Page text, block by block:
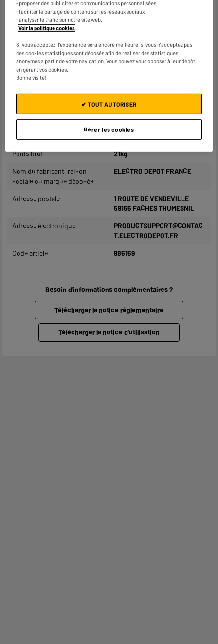
Arrivée d'air réglable Oui
Vide cendre
Nombre de roues 2
Pieds amovibles Oui
Oui, rabattable
Dimensions produit H 99 cm x L 100 cm x P 59 cm
Poids brut 21kg
Nom du fabricant, raison
sociale ou marque déposée
ELECTRO DEPOT FRANCE
Adresse postale
1 ROUTE DE VENDEVILLE
59155 FACHES THUMESNIL
Adresse électronique
PRODUCTSUPPORT@CONTAC
T.ELECTRODEPOT.FR
Code article 985159
Besoin d'informations complémentaires ?
Télécharger la notice réglementaire
Télécharger la notice d'utilisation
- proposer des publicités et communications personnalisées,
- faciliter le partage de contenu sur les réseaux sociaux,
- analyser le trafic sur notre site web.
Voir la politique cookies.
Si vous acceptez, l'expérience sera encore meilleure, si vous n'acceptez pas,
des cookies statistiques sont déposés afin de réaliser des statistiques
anonymes à partir de votre navigation. Vous pouvez vous opposer à leur dépôt
en gérant vos cookies.
Bonne visite!
Gérer les cookies
✔ TOUT AUTORISER